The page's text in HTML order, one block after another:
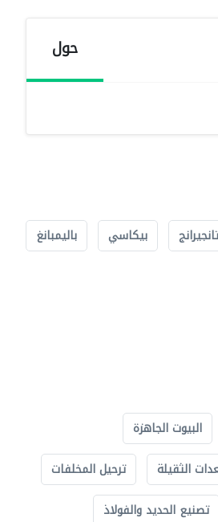
حول
تانجيرانج بيكاسي باليمبانغ
البيوت الجاهزة
الثقيلة
ترحيل المخلفات
تصنيع الحديد والفولاذ